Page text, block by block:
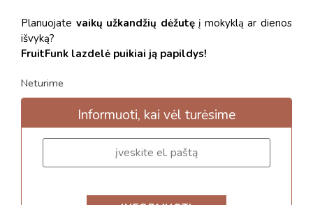
Planuojate vaikų užkandžių dėžutęį mokyklą ar dienos
išvyką?
FruitFunk lazdelė puikiai ją papildys!
Neturime
Informuoti, kai vėl turėsime